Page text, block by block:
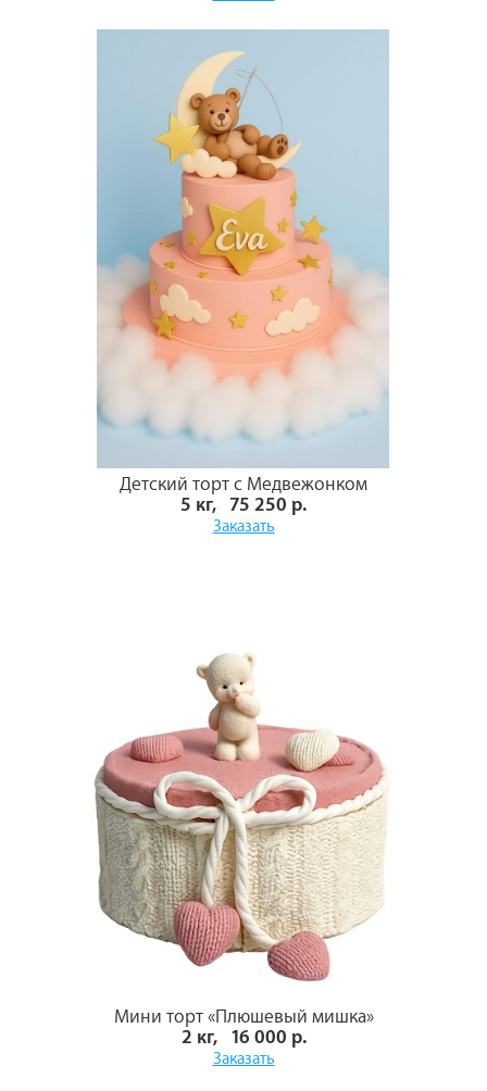
Детский торт с Медвежонком
5 кг, 75 250 р.
Заказать
Мини торт «Плюшевый мишка»
2 кг, 16 000 р.
Заказать